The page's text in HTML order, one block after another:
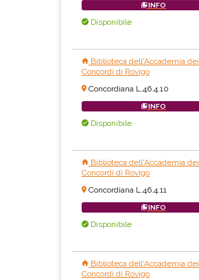
INFO
Disponibile
Biblioteca dell'Accademia dei
Concordi di Rovigo
Concordiana L.46.4.10
INFO
Disponibile
Biblioteca dell'Accademia dei
Concordi di Rovigo
Concordiana L.46.4.11
INFO
Disponibile
Biblioteca dell'Accademia dei
Concordi di Rovigo